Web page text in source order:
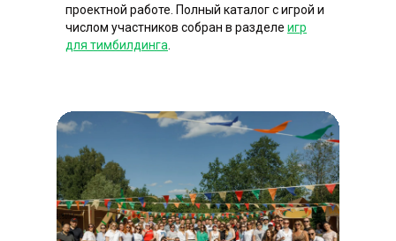
проектной работе. Полный каталог с игрой и
числом участников собран в разделе игр
для тимбилдинга